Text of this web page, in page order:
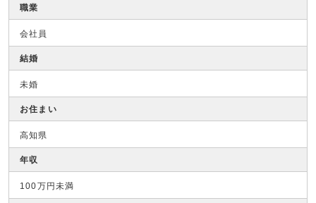
職業
会社員
結婚
未婚
お住まい
高知県
年収
100万円未満